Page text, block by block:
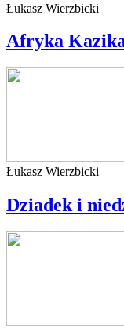
Łukasz Wierzbicki
Afryka
Łukasz Wierzbicki
Dziadek i